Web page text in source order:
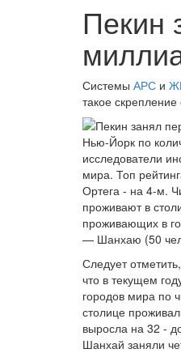
Пекин
Системы АРС и
такое
Нью-Йорк по
исследователи
мира. Топ
Ортега - на 4-м.
проживают в
проживающих в
— Шанхаю (50
Следует
что в текущем
городов мира по
столице
выросла на 32 -
Шанхай заняли